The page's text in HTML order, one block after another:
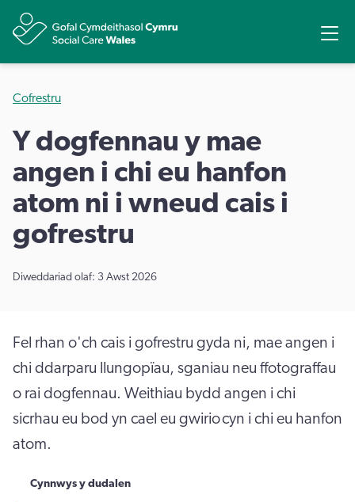
Cofrestru
Y dogfennau y mae
angen i chi eu hanfon
atom ni i wneud cais i
gofrestru
Diweddariad olaf: 3 Awst 2026
Fel rhan o'ch cais i gofrestru gyda ni, mae angen i
chi ddarparu llungopïau, sganiau neu ffotograffau
o rai dogfennau. Weithiau bydd angen i chi
sicrhau eu bod yn cael eu gwiriocyn i chi eu hanfon
atom.
Cynnwys y dudalen